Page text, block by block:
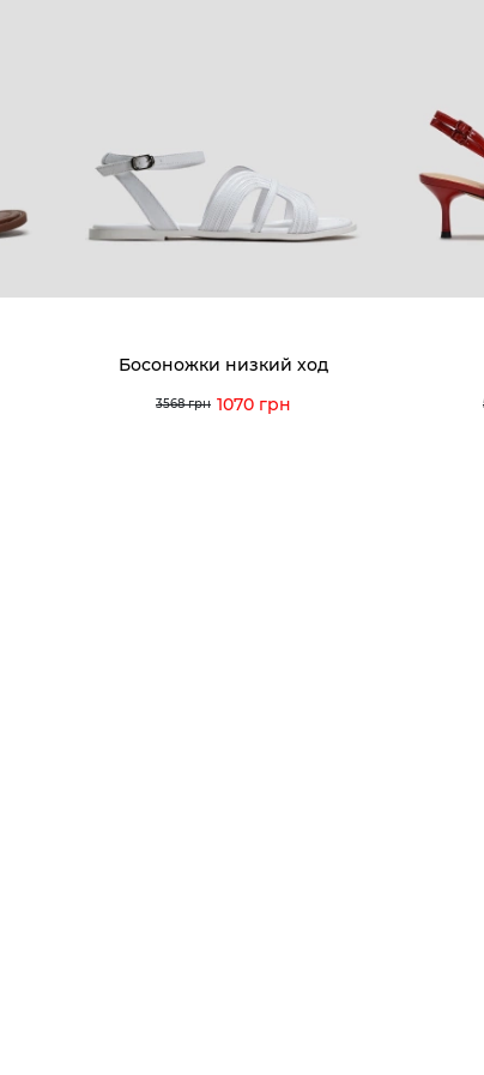
Босоножки низкий ход
3568 грн 1070 грн
Вакансии и Работа
Наши магазины
Программа
Доставка и
Гарантия